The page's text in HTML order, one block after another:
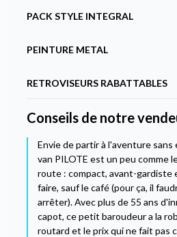
PACK STYLE INTEGRAL
PEINTURE METAL
RETROVISEURS RABATTABLES
Conseils de notre
Envie de partir à l'aventure sans
van PILOTE est un peu comme
route : compact, avant-
faire, sauf le café (pour ça, il
arrêter). Avec plus de 55 ans
capot, ce petit baroudeur a la
routard et le prix qui ne fait pas